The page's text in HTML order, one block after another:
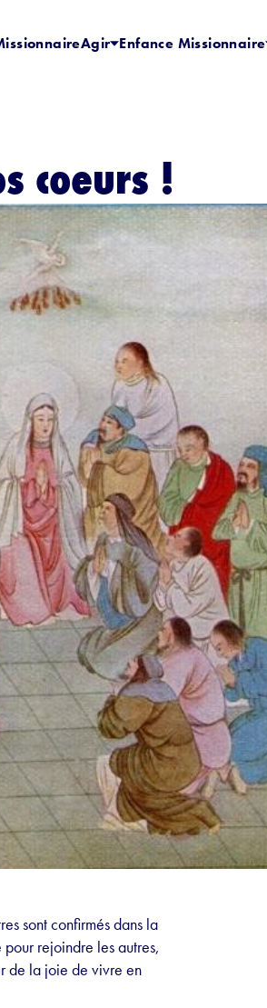
Agir Enfance Missionnaire
coeurs !
sont confirmés dans la
pour rejoindre les autres,
de la joie de vivre en